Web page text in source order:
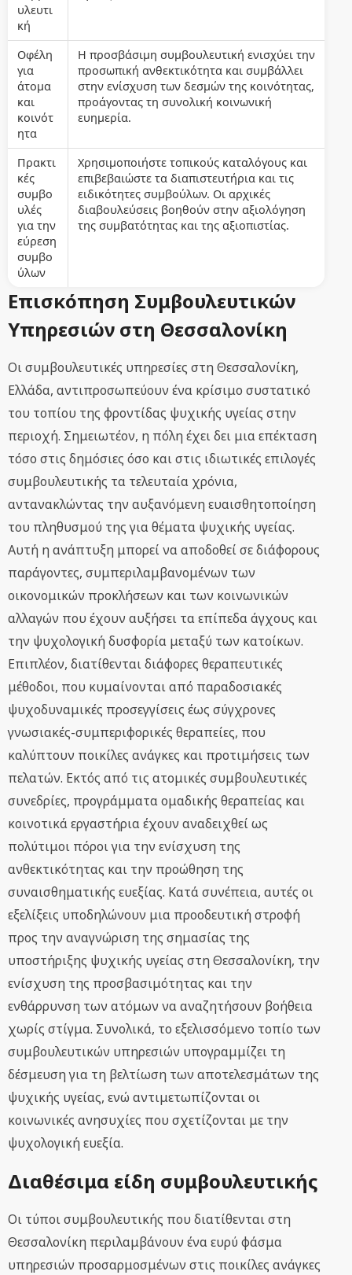
υλευτι
κή
Οφέλη
για
άτομα
και
κοινότ
ητα
Η προσβάσιμη συμβουλευτική ενισχύει την
προσωπική ανθεκτικότητα και συμβάλλει
στην ενίσχυση των δεσμών της κοινότητας,
προάγοντας τη συνολική κοινωνική
ευημερία.
Πρακτι
κές
συμβο
υλές
για την
εύρεση
συμβο
ύλων
Χρησιμοποιήστε τοπικούς καταλόγους και
επιβεβαιώστε τα διαπιστευτήρια και τις
ειδικότητες συμβούλων. Οι αρχικές
διαβουλεύσεις βοηθούν στην αξιολόγηση
της συμβατότητας και της αξιοπιστίας.
Επισκόπηση Συμβουλευτικών
Υπηρεσιών στη Θεσσαλονίκη
Οι συμβουλευτικές υπηρεσίες στη Θεσσαλονίκη,
Ελλάδα, αντιπροσωπεύουν ένα κρίσιμο συστατικό
του τοπίου της φροντίδας ψυχικής υγείας στην
περιοχή. Σημειωτέον, η πόλη έχει δει μια επέκταση
τόσο στις δημόσιες όσο και στις ιδιωτικές επιλογές
συμβουλευτικής τα τελευταία χρόνια,
αντανακλώντας την αυξανόμενη ευαισθητοποίηση
του πληθυσμού της για θέματα ψυχικής υγείας.
Αυτή η ανάπτυξη μπορεί να αποδοθεί σε διάφορους
παράγοντες, συμπεριλαμβανομένων των
οικονομικών προκλήσεων και των κοινωνικών
αλλαγών που έχουν αυξήσει τα επίπεδα άγχους και
την ψυχολογική δυσφορία μεταξύ των κατοίκων.
Επιπλέον, διατίθενται διάφορες θεραπευτικές
μέθοδοι, που κυμαίνονται από παραδοσιακές
ψυχοδυναμικές προσεγγίσεις έως σύγχρονες
γνωσιακές-συμπεριφορικές θεραπείες, που
καλύπτουν ποικίλες ανάγκες και προτιμήσεις των
πελατών. Εκτός από τις ατομικές συμβουλευτικές
συνεδρίες, προγράμματα ομαδικής θεραπείας και
κοινοτικά εργαστήρια έχουν αναδειχθεί ως
πολύτιμοι πόροι για την ενίσχυση της
ανθεκτικότητας και την προώθηση της
συναισθηματικής ευεξίας. Κατά συνέπεια, αυτές οι
εξελίξεις υποδηλώνουν μια προοδευτική στροφή
προς την αναγνώριση της σημασίας της
υποστήριξης ψυχικής υγείας στη Θεσσαλονίκη, την
ενίσχυση της προσβασιμότητας και την
ενθάρρυνση των ατόμων να αναζητήσουν βοήθεια
χωρίς στίγμα. Συνολικά, το εξελισσόμενο τοπίο των
συμβουλευτικών υπηρεσιών υπογραμμίζει τη
δέσμευση για τη βελτίωση των αποτελεσμάτων της
ψυχικής υγείας, ενώ αντιμετωπίζονται οι
κοινωνικές ανησυχίες που σχετίζονται με την
ψυχολογική ευεξία.
Διαθέσιμα είδη συμβουλευτικής
Οι τύποι συμβουλευτικής που διατίθενται στη
Θεσσαλονίκη περιλαμβάνουν ένα ευρύ φάσμα
υπηρεσιών προσαρμοσμένων στις ποικίλες ανάγκες